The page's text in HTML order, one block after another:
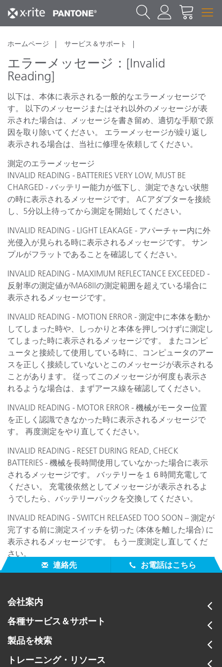
ホームページ サービス＆サポート
エラーメッセージ：[Invalid
Reading]
以下は、本体に表示される一般的なエラーメッセージで
す。 以下のメッセージまたはそれ以外のメッセージが表
示された場合は、メッセージを書き留め、適切な手順で原
因を取り除いてください。 エラーメッセージが繰り返し
表示される場合は、当社に修理を依頼してください。
測定のエラーメッセージ
INVALID READING - BATTERIES VERY LOW, MUST BE
CHARGED - バッテリー能力が低下し、測定できない状態
の時に表示されるメッセージです。 ACアダプターを接続
し、5分以上待ってから測定を開始してください。
INVALID READING - LIGHT LEAKAGE - アパーチャー内に外
光侵入が見られる時に表示されるメッセージです。 サン
プルがフラットであることを確認してください。
INVALID READING - MAXIMUM REFLECTANCE EXCEEDED -
反射率の測定値がMA68IIの測定範囲を超えている場合に
表示されるメッセージです。
INVALID READING - MOTION ERROR - 測定中に本体を動か
してしまった時や、しっかりと本体を押しつけずに測定し
てしまった時に表示されるメッセージです。 またコンピ
ュータと接続して使用している時に、コンピュータのアー
スを正しく接続していないとこのメッセージが表示される
ことがあります。 従ってこのメッセージが何度も表示さ
れるような場合は、まずアース線を確認してください。
INVALID READING - MOTOR ERROR - 機械がモーター位置
を正しく認識できなかった時に表示されるメッセージで
す。 再度測定をやり直してください。
INVALID READING - RESET DURING READ, CHECK
BATTERIES - 機械を長時間使用していなかった場合に表示
されるメッセージです。 バッテリーを１６時間充電して
ください。 充電後依然としてメッセージが表示されるよ
うでしたら、バッテリーパックを交換してください。
INVALID READING - SWITCH RELEASED TOO SOON – 測定が
完了する前に測定スイッチを切った (本体を離した場合) に
表示されるメッセージです。 もう一度測定し直してくだ
さい。
連絡先
お電話はこちら
会社案内
各種サービス＆サポート
製品を検索
トレーニング・リソース